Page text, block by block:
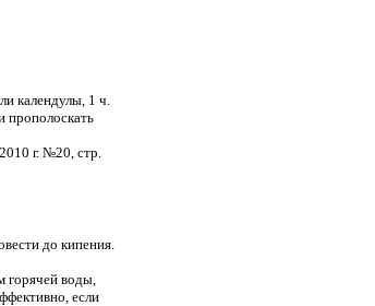
календулы, 1 ч.
прополоскать
г. №20, стр.
до кипения.
горячей воды,
если